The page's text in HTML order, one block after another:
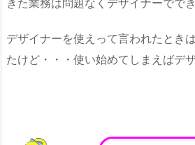
きた業務は問題なくデザイナーででき
デザイナーを使えって言われたとき
たけど・・・使い始めてしまえばデ